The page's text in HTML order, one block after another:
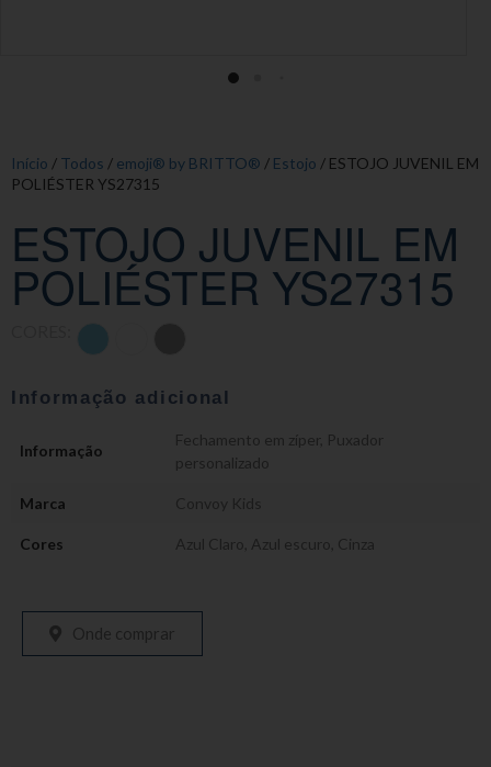
Início / Todos / emoji® by BRITTO® / Estojo / ESTOJO JUVENIL EM
POLIÉSTER YS27315
ESTOJO JUVENIL EM
POLIÉSTER YS27315
Informação adicional
Informação
Fechamento em zíper Puxador
personalizado
Marca Convoy Kids
Cores Azul Claro Azul escuro Cinza
Onde comprar